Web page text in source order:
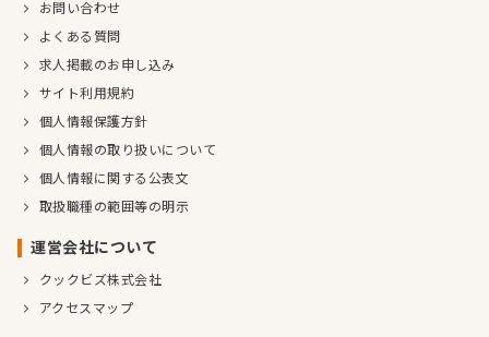
お問い合わせ
よくある質問
求人掲載のお申し込み
サイト利用規約
個人情報保護方針
個人情報の取り扱いについて
個人情報に関する公表文
取扱職種の範囲等の明示
運営会社について
クックビズ株式会社
アクセスマップ